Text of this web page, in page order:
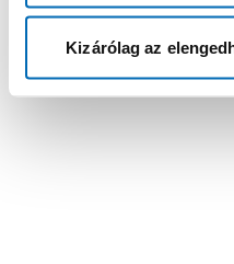
Kizárólag az